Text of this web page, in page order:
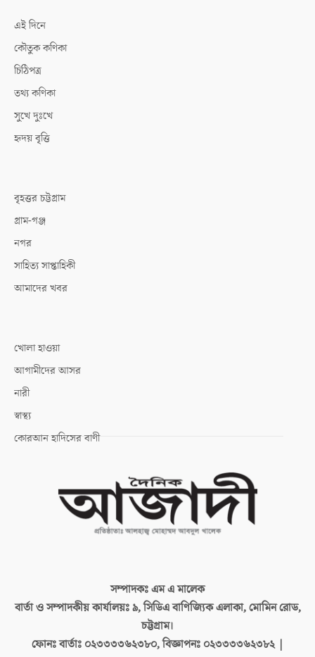
এই দিনে
কৌতুক কণিকা
চিঠিপত্র
তথ্য কণিকা
সুখে দুঃখে
হৃদয় বৃত্তি
বৃহত্তর চট্টগ্রাম
গ্রাম-গঞ্জ
নগর
সাহিত্য সাপ্তাহিকী
আমাদের খবর
খোলা হাওয়া
আগামীদের আসর
নারী
স্বাস্থ্য
কোরআন হাদিসের বাণী
সম্পাদকঃএম এ মালেক
বার্তা ও সম্পাদকীয় কার্যালয়ঃ৯, সিডিএ বাণিজ্যিক এলাকা, মোমিন রোড,
চট্টগ্রাম।
ফোনঃ বার্তাঃ ০২৩৩৩৩৬২৩৮০, বিজ্ঞাপনঃ ০২৩৩৩৩৬২৩৮২ |